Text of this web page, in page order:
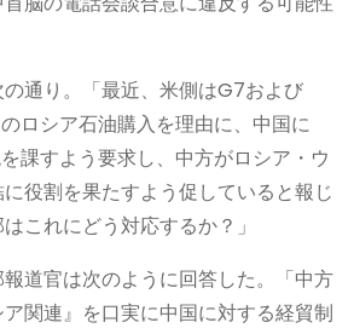
通り。「最近、米側はG7および
ロシア石油購入を理由に、中国に
課すよう要求し、中方がロシア・ウ
役割を果たすよう促していると報じ
これにどう対応するか？」
道官は次のように回答した。「中方
関連』を口実に中国に対する経貿制